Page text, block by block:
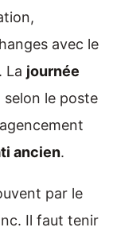
avec le
La journée
le poste
ancien.
par le
Il faut tenir